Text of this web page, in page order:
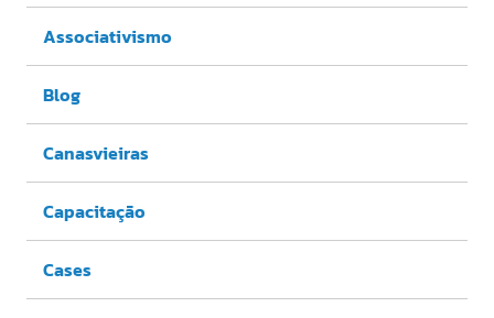
Associativismo
Blog
Canasvieiras
Capacitação
Cases